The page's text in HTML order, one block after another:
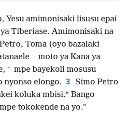
Yesu amimonisaki lisusu epai
Tiberiase. Amimonisaki na
Toma (oyo bazalaki
+ moto ya Kana ya
+ mpe bayekoli mosusu
nyonso elongo. 3 Simo Petro
koluka mbisi.” Bango
tokokende na yo.”